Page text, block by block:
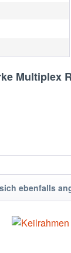
Multiplex
ebenfalls